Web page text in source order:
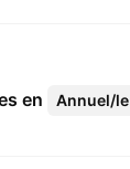
en
Annuel/le
Plus